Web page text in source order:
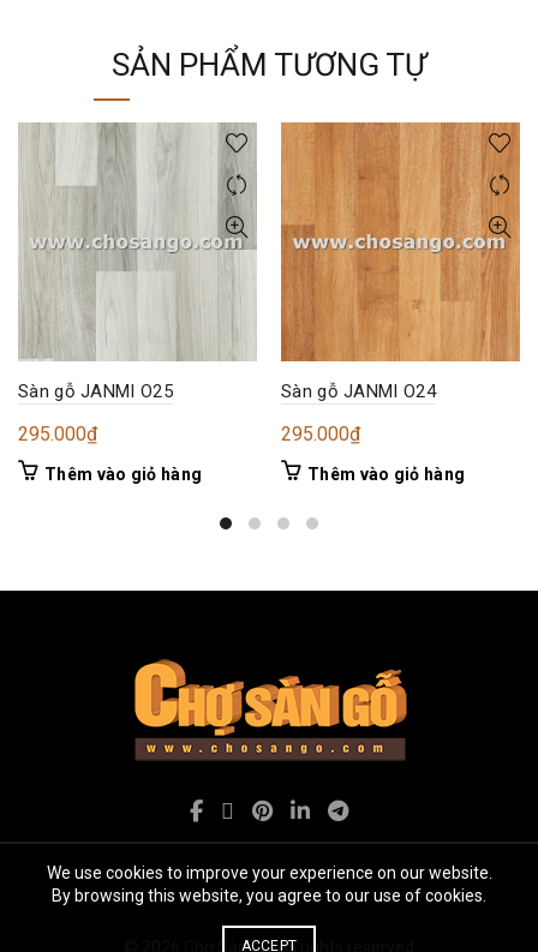
SẢN PHẨM TƯƠNG TỰ
Sàn gỗ JANMI O25
295.000₫
Thêm vào giỏ hàng
Sàn gỗ JANMI O24
295.000₫
Thêm vào giỏ hàng
Chợ Sàn gỗ. All rights reserved
We use cookies to improve your experience on our website.
By browsing this website, you agree to our use of cookies.
ACCEPT